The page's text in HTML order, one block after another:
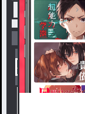
トップ
小説を探す
新着小説一覧